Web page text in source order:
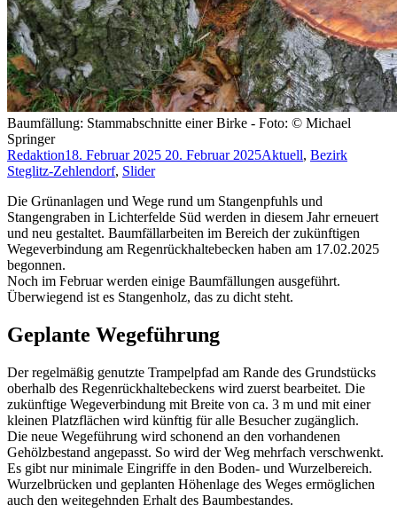
Baumfällung: Stammabschnitte einer Birke - Foto: © Michael
Springer
Redaktion18. Februar 2025 20. Februar 2025Aktuell, Bezirk
Steglitz-Zehlendorf, Slider
Die Grünanlagen und Wege rund um Stangenpfuhls und
Stangengraben in Lichterfelde Süd werden in diesem Jahr erneuert
und neu gestaltet. Baumfällarbeiten im Bereich der zukünftigen
Wegeverbindung am Regenrückhaltebecken haben am 17.02.2025
begonnen.
Noch im Februar werden einige Baumfällungen ausgeführt.
Überwiegend ist es Stangenholz, das zu dicht steht.
Geplante Wegeführung
Der regelmäßig genutzte Trampelpfad am Rande des Grundstücks
oberhalb des Regenrückhaltebeckens wird zuerst bearbeitet. Die
zukünftige Wegeverbindung mit Breite von ca. 3 m und mit einer
kleinen Platzflächen wird künftig für alle Besucher zugänglich.
Die neue Wegeführung wird schonend an den vorhandenen
Gehölzbestand angepasst. So wird der Weg mehrfach verschwenkt.
Es gibt nur minimale Eingriffe in den Boden- und Wurzelbereich.
Wurzelbrücken und geplanten Höhenlage des Weges ermöglichen
auch den weitegehnden Erhalt des Baumbestandes.